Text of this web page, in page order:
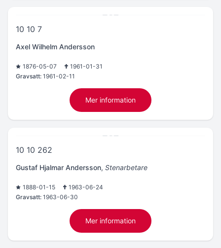
10 10 7
Axel Wilhelm Andersson
1876-05-07
1961-01-31
Gravsatt: 1961-02-11
Mer information
10 10 262
Gustaf Hjalmar Andersson, Stenarbetare
1888-01-15
1963-06-24
Gravsatt: 1963-06-30
Mer information